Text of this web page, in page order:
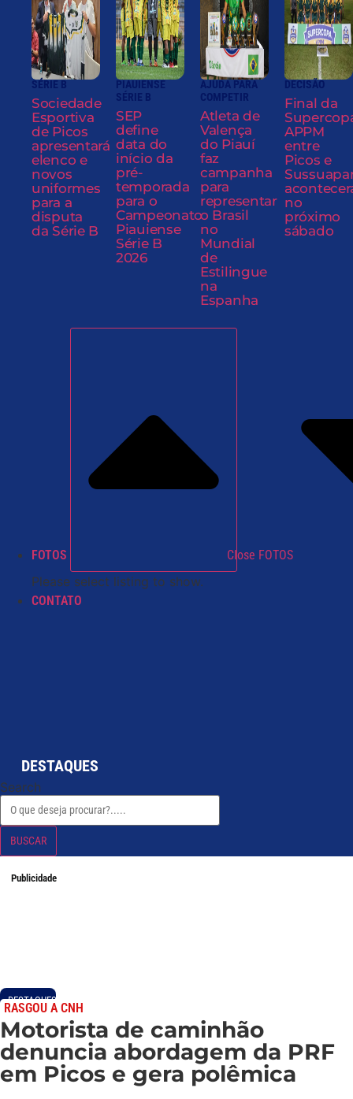
SÉRIE B
Sociedade
Esportiva
de Picos
apresentará
elenco e
novos
uniformes
para a
disputa
da Série B
PIAUIENSE
SÉRIE B
SEP
define
data do
início da
pré-
temporada
para o
Campeonato
Piauiense
Série B
2026
AJUDA PARA
COMPETIR
Atleta de
Valença
do Piauí
faz
campanha
para
representar
o Brasil
no
Mundial
de
Estilingue
na
Espanha
DECISÃO
Final da
APPM
entre
Picos e
no
próximo
sábado
FOTOS Close FOTOS
Please select listing to show.
CONTATO
DESTAQUES
Search
BUSCAR
Publicidade
DESTAQUES
RASGOU A CNH
Motorista de caminhão
denuncia abordagem da PRF
em Picos e gera polêmica